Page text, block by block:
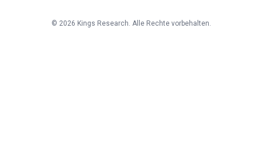
© 2026 Kings Research. Alle Rechte vorbehalten.